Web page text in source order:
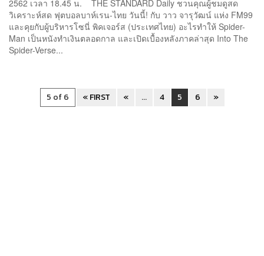
2562 เวลา 18.45 น. THE STANDARD Daily ชวนคุณผู้ชมดูสด
วิเคราะห์สด ฟุตบอลบาห์เรน-ไทย วันนี้! กับ วาว จารุวัฒน์ แห่ง FM99
และคุยกับผู้บริหารโซนี่ พิคเจอร์ส (ประเทศไทย) อะไรทำให้ Spider-
Man เป็นหนังทำเงินตลอดกาล และเปิดเบื้องหลังภาคล่าสุด Into The
Spider-Verse...
5 of 6 « FIRST « ... 4 5 6 »